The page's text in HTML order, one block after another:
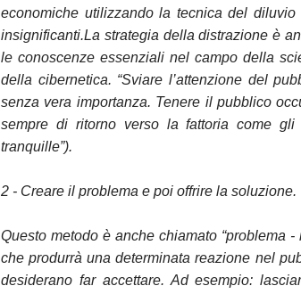
economiche utilizzando la tecnica del
insignificanti.La strategia della distrazione è
le conoscenze essenziali nel campo della
della cibernetica. “Sviare l’attenzione del
senza vera importanza. Tenere il pubblico
sempre di ritorno verso la fattoria come
tranquille”).
2 - Creare il problema e poi offrire la soluzione.
Questo metodo è anche chiamato “problema
che produrrà una determinata reazione nel
desiderano far accettare. Ad esempio: